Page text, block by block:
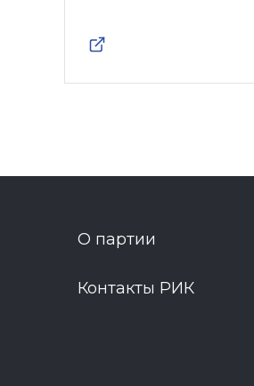
О партии
Контакты РИК